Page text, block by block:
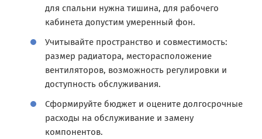
для спальни нужна тишина, для рабочего
кабинета допустим умеренный фон.
Учитывайте пространство и совместимость:
размер радиатора, месторасположение
вентиляторов, возможность регулировки и
доступность обслуживания.
Сформируйте бюджет и оцените долгосрочные
расходы на обслуживание и замену
компонентов.